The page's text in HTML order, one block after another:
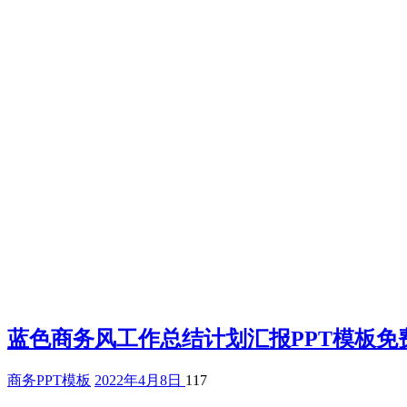
蓝色商务风工作总结计划汇报PPT模板免
商务PPT模板 2022年4月8日 117